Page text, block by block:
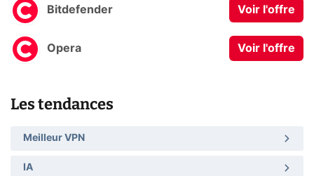
Bitdefender Voir l'offre
Opera Voir l'offre
Les tendances
Meilleur VPN
IA